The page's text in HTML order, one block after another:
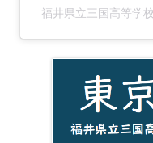
福井県立三国高等学